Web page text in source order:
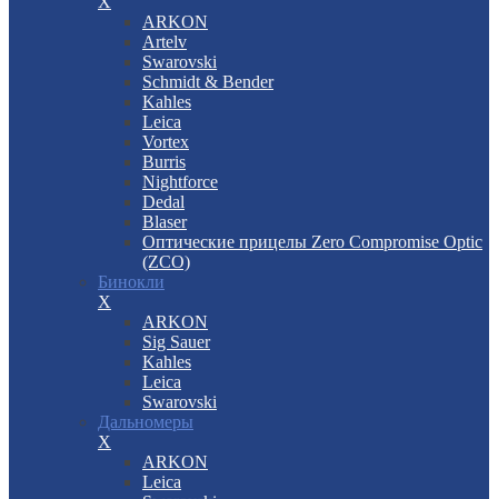
ARKON
Artelv
Swarovski
Schmidt & Bender
Kahles
Leica
Vortex
Burris
Nightforce
Dedal
Blaser
Оптические прицелы Zero Compromise Optic
(ZCO)
Бинокли
X
ARKON
Sig Sauer
Kahles
Leica
Swarovski
Дальномеры
X
ARKON
Leica